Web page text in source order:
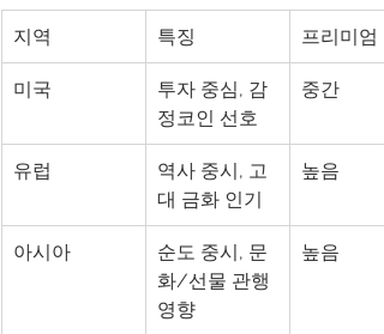
지역 특징 프리미엄
미국
투자 중심, 감
정코인 선호
중간
유럽
역사 중시, 고
대 금화 인기
높음
아시아
순도 중시, 문
화/선물 관행
영향
높음